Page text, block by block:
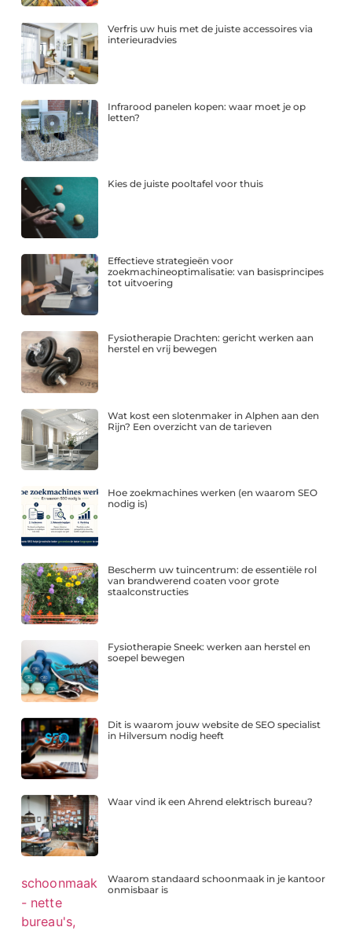
Verfris uw huis met de juiste accessoires via
interieuradvies
Infrarood panelen kopen: waar moet je op
letten?
Kies de juiste pooltafel voor thuis
Effectieve strategieën voor
zoekmachineoptimalisatie: van basisprincipes
tot uitvoering
Fysiotherapie Drachten: gericht werken aan
herstel en vrij bewegen
Wat kost een slotenmaker in Alphen aan den
Rijn? Een overzicht van de tarieven
Hoe zoekmachines werken (en waarom SEO
nodig is)
Bescherm uw tuincentrum: de essentiële rol
van brandwerend coaten voor grote
staalconstructies
Fysiotherapie Sneek: werken aan herstel en
soepel bewegen
Dit is waarom jouw website de SEO specialist
in Hilversum nodig heeft
Waar vind ik een Ahrend elektrisch bureau?
Waarom standaard schoonmaak in je kantoor
onmisbaar is